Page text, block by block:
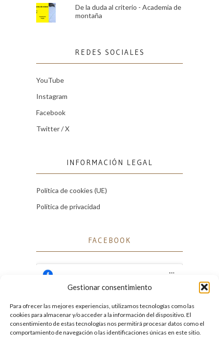
Gestionar consentimiento
Para ofrecer las mejores experiencias, utilizamos tecnologías como las
cookies para almacenar y/o acceder a la información del dispositivo. El
consentimiento de estas tecnologías nos permitirá procesar datos como el
comportamiento de navegación o las identificaciones únicas en este sitio.
De la duda al criterio - Academia de
montaña
REDES SOCIALES
YouTube
Instagram
Facebook
Twitter / X
INFORMACIÓN LEGAL
Política de cookies (UE)
Política de privacidad
FACEBOOK
Facebook
Haz clic para aceptar cookies de marketing
y permitir este contenido